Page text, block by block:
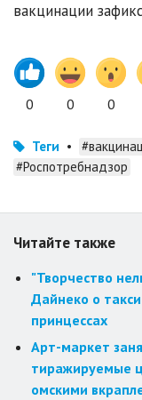
вакцинации
0 0 0
Теги •
#Роспотребнадзор
Читайте также
"Творчество
Дайнеко о
принцессах
Арт-маркет
тиражируемые
омскими